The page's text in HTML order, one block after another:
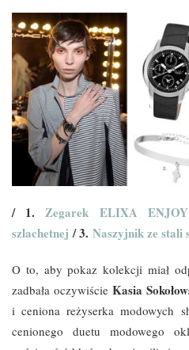
/ 1.Zegarek ELIXA ENJOY
szlachetnej / 3. Naszyjnik ze stali
O to, aby pokaz kolekcji miał
zadbała oczywiście Kasia
i ceniona reżyserka modowych
cenionego duetu modowego